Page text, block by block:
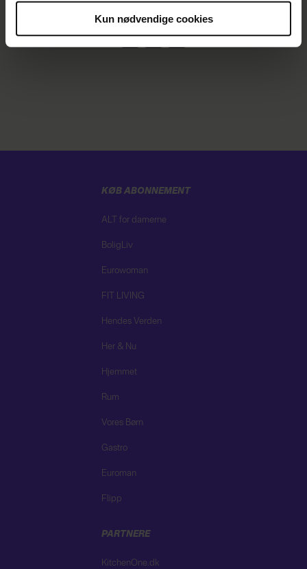
Du kan til enhver tid trække dit samtykke tilbage via
linket i vores cookiepolitik. Du kan læse mere om vores
Kun nødvendige cookies
KØB ABONNEMENT
ALT for damerne
BoligLiv
Eurowoman
FIT LIVING
Hendes Verden
Her & Nu
Hjemmet
Rum
Vores Børn
Gastro
Euroman
Flipp
PARTNERE
KitchenOne.dk